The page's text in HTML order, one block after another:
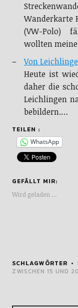
Wanderkarte
(VW-Polo)
wollten
Von
Heute ist
daher die
Leichlingen
bebildern.…
TEILEN :
WhatsApp
GEFÄLLT MIR:
Wird geladen …
SCHLAGWÖRTER
ZWISCHEN 15 UND